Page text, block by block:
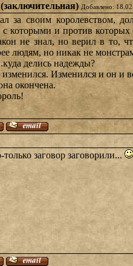
Добавлено:
за своим королевством,
которыми и против которых
не знал, но верил в то,
людям, но никак не
делись надежды?
Изменился и он и
окончена.
заговор заговорили...